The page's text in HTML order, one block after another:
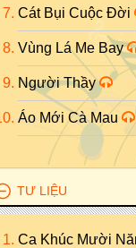
Cát Bụi Cuộc Đời
Vùng Lá Me Bay
Người Thầy
Áo Mới Cà Mau
TƯ LIỆU
Ca Khúc Mười